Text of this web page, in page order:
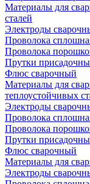
Материалы для
сталей
Электроды
Проволока
Проволока
Прутки
Флюс сварочный
Материалы для
теплоустойчивых
Электроды
Проволока
Проволока
Прутки
Флюс сварочный
Материалы для
Электроды